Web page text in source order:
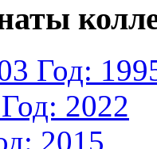
Год:
Год: 2022
2015